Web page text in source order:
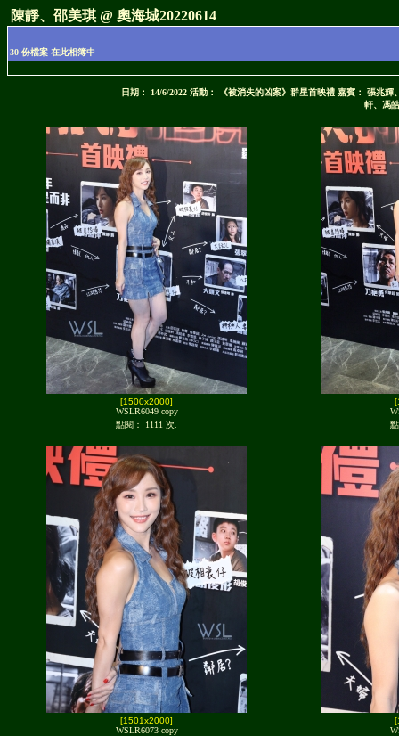
陳靜、邵美琪 @ 奧海城20220614
30 份檔案 在此相簿中
日期： 14/6/2022 活動： 《被消失的凶案》群星首映禮 嘉賓： 張兆
軒、馮
[1500x2000]
WSLR6049 copy
點閱： 1111 次.
[1501x2000]
WSLR6073 copy